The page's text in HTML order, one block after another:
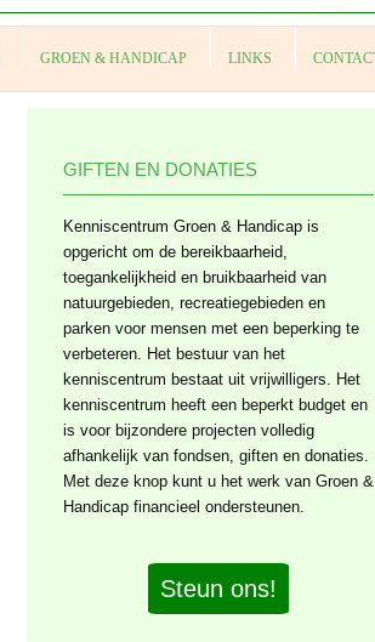
GROEN & HANDICAP LINKS
GIFTEN EN DONATIES
Kenniscentrum Groen & Handicap is
opgericht om de bereikbaarheid,
toegankelijkheid en bruikbaarheid van
natuurgebieden, recreatiegebieden en
parken voor mensen met een beperking te
verbeteren. Het bestuur van het
kenniscentrum bestaat uit vrijwilligers. Het
kenniscentrum heeft een beperkt budget en
is voor bijzondere projecten volledig
afhankelijk van fondsen, giften en donaties.
Met deze knop kunt u het werk van Groen &
Handicap financieel ondersteunen.
Steun ons!